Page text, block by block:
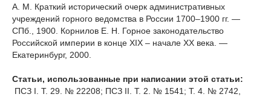
А. М. Краткий исторический очерк административных
учреждений горного ведомства в России 1700–1900 гг. —
СПб., 1900. Корнилов Е. Н. Горное законодательство
Российской империи в конце XIX – начале XX века. —
Екатеринбург, 2000.
Статьи, использованные при написании этой статьи:
ПСЗ I. Т. 29. № 22208; ПСЗ II. Т. 2. № 1541; Т. 4. № 2742,